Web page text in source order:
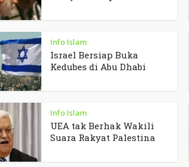
Info Islam
Israel Bersiap Buka
Kedubes di Abu Dhabi
Info Islam
UEA tak Berhak Wakili
Suara Rakyat Palestina